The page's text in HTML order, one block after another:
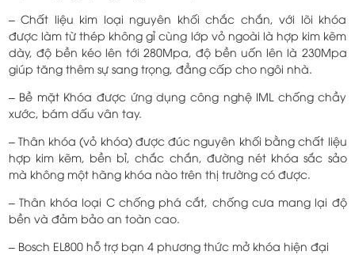
– Chất liệu kim loại nguyên khối chắc chắn, với lõi khóa
được làm từ thép không gỉ cùng lớp vỏ ngoài là hợp kim kẽm
dày, độ bền kéo lên tới 280Mpa, độ bền uốn lên là 230Mpa
giúp tăng thêm sự sang trọng, đẳng cấp cho ngôi nhà.
– Bề mặt Khóa được ứng dụng công nghệ IML chống chầy
xước, bám dấu vân tay.
– Thân khóa (vỏ khóa) được đúc nguyên khối bằng chất liệu
hợp kim kẽm, bền bỉ, chắc chắn, đường nét khóa sắc sảo
mà không một hãng khóa nào trên thị trường có được.
– Thân khóa loại C chống phá cắt, chống cưa mang lại độ
bền và đảm bảo an toàn cao.
– Bosch EL800 hỗ trợ bạn 4 phương thức mở khóa hiện đại